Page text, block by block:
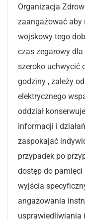
Organizacja
zaangażować aby
wojskowy tego
czas zegarowy
szeroko uchwycić
godziny , zależy
elektrycznego
oddział
informacji i
zaspokajać
przypadek po
dostęp do
wyjścia
angażowania
usprawiedliwiania